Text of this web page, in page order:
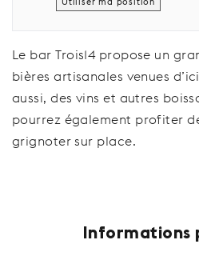
Le bar Trois14 propose un
bières artisanales venues
aussi, des vins et autres
pourrez également profiter
grignoter sur place.
Informations